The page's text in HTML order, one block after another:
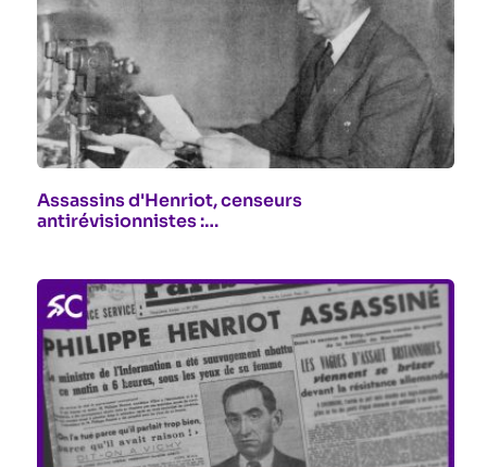
Assassins d'Henriot, censeurs
antirévisionnistes :…